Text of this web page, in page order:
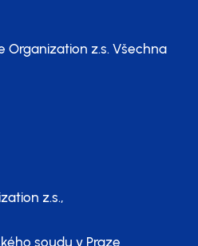
Organization z.s.Všechna
z.s.,
soudu v Praze